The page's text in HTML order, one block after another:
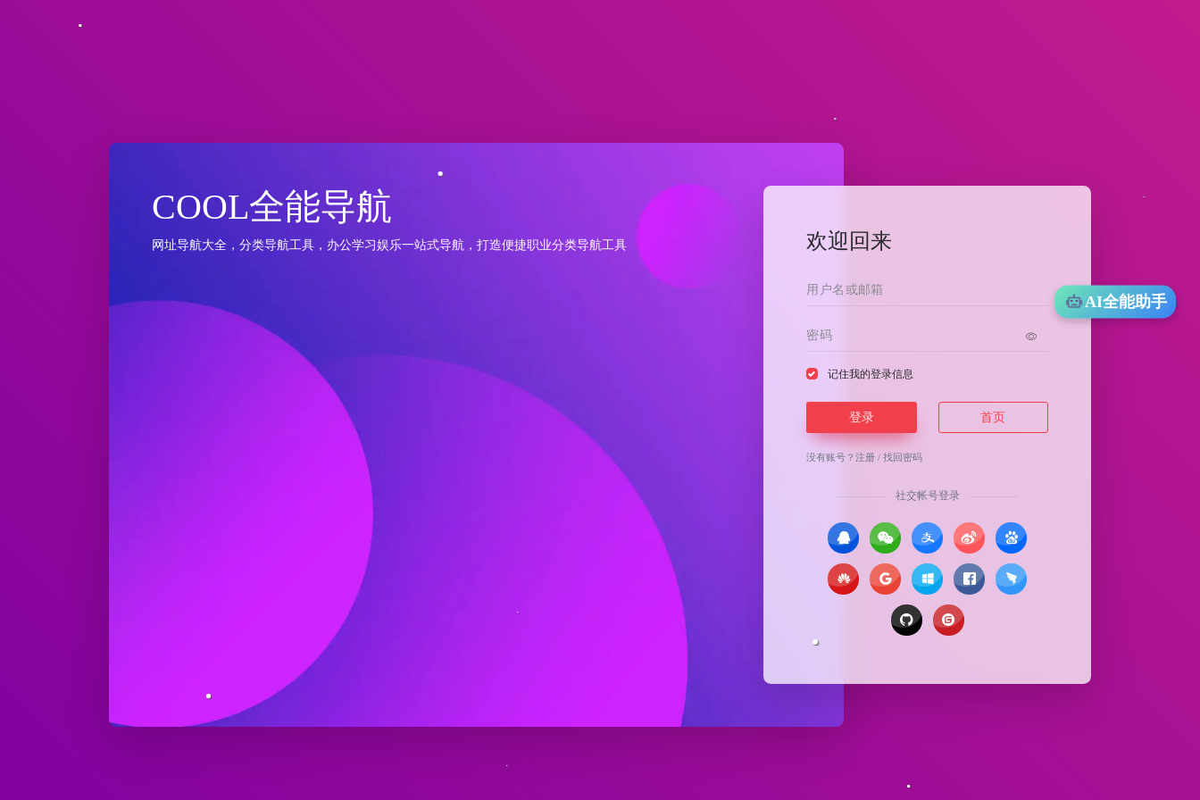
COOL全能导航
网址导航大全，分类导航工具，办公学习娱乐一站式导航，打造便捷职业分类导航工具 欢迎回来
记住我的登录信息
登录 首页
没有账号？注册 /找回密码
社交帐号登录
AI全能助手